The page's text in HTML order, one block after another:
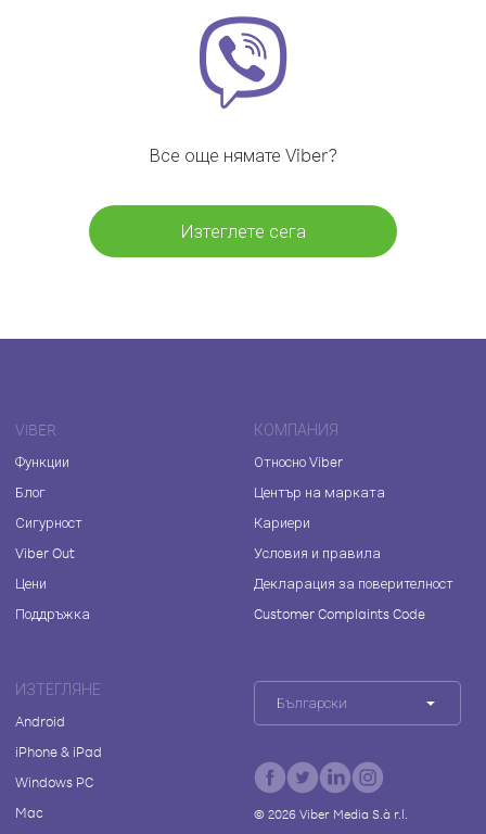
Все още нямате Viber?
Изтеглете сега
VIBER
Функции
Блог
Сигурност
Viber Out
Цени
Поддръжка
КОМПАНИЯ
Относно Viber
Център на марката
Кариери
Условия и правила
Декларация за поверителност
Customer Complaints Code
ИЗТЕГЛЯНЕ
Android
iPhone & iPad
Windows PC
Mac
Български
© 2026Viber Media S.à r.l.